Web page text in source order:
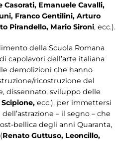
Casorati, Emanuele Cavalli,
Franco Gentilini, Arturo
Pirandello, Mario Sironi, ecc.).
della Scuola Romana
capolavori dell’arte italiana
demolizioni che hanno
ricostruzione del
dissennato, sviluppo delle
ecc.), per immettersi
– il segno – che
bellica degli anni Quaranta,
Renato Guttuso, Leoncillo,